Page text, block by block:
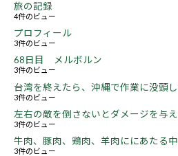
旅の記録
4件のビュー
プロフィール
3件のビュー
68日目 メルボルン
3件のビュー
台湾を終えたら、沖縄で作業に没頭
3件のビュー
左右の敵を倒さないとダメージを与
3件のビュー
牛肉、豚肉、鶏肉、羊肉ににあたる
3件のビュー